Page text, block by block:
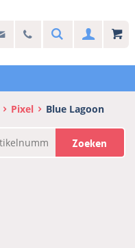
info@akb.nl
Stel uw vraag
030 69 50 814Search
Pixel Blue Lagoon
Zoeken